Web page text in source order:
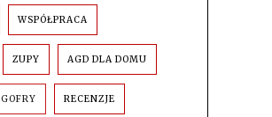
WSPÓŁPRACA
ZUPY AGD DLA DOMU
GOFRY RECENZJE